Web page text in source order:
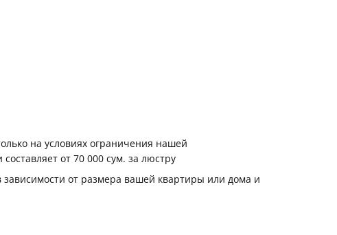
на условиях ограничения нашей
от 70 000 сум. за люстру
зависимости от размера вашей квартиры или дома и